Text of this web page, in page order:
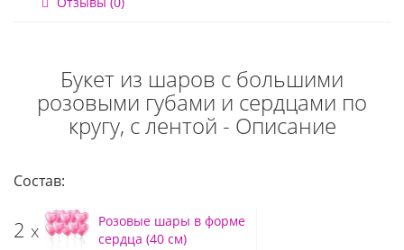
Букет из шаров с большими
розовыми губами и сердцами по
кругу, с лентой - Описание
Состав:
2 x
Розовые шары в форме
сердца (40 см)